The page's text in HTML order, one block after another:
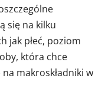
się na kilku
jak płeć, poziom
która chce
makroskładniki w